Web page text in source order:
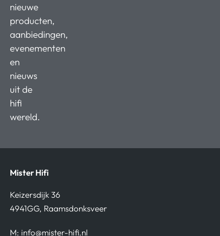
nieuwe
producten,
aanbiedingen,
evenementen
en
nieuws
uit de
hifi
wereld.
Mister Hifi
Keizersdijk 36
4941GG, Raamsdonksveer
M: info@mister-hifi.nl